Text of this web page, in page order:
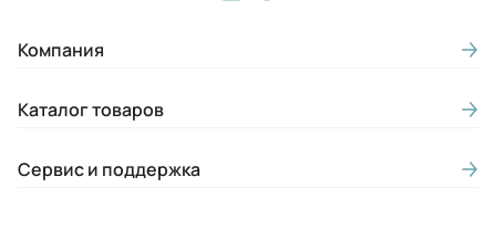
Компания
Каталог товаров
Сервис и поддержка